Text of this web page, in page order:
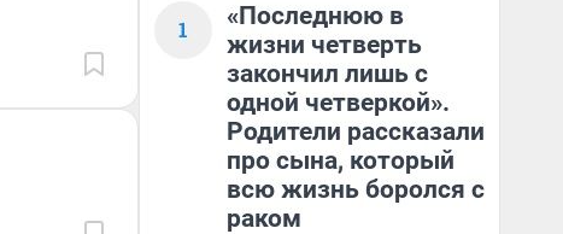
1
«Последнюю в
жизни четверть
закончил лишь с
одной четверкой».
Родители рассказали
про сына, который
всю жизнь боролся с
раком